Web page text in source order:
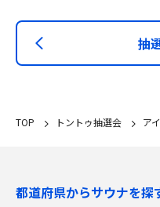
抽
TOP トントゥ抽選会 ア
都道府県からサウナを探